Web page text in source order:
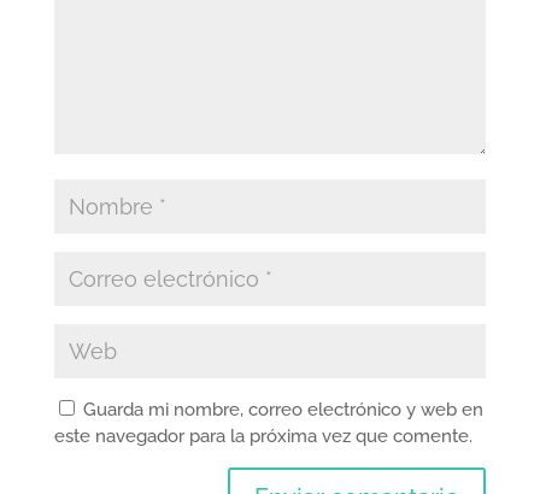
Guarda mi nombre, correo electrónico y web en
este navegador para la próxima vez que comente.